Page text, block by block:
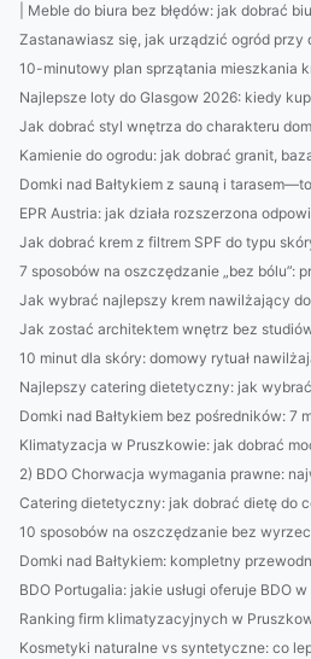
| Meble do biura bez błędów: jak dobrać
Zastanawiasz się, jak urządzić ogród przy
10-minutowy plan sprzątania mieszkania
Najlepsze loty do Glasgow 2026: kiedy
Jak dobrać styl wnętrza do charakteru
Kamienie do ogrodu: jak dobrać granit,
Domki nad Bałtykiem z sauną i
EPR Austria: jak działa rozszerzona
Jak dobrać krem z filtrem SPF do typu
7 sposobów na oszczędzanie „bez bólu”:
Jak wybrać najlepszy krem nawilżający
Jak zostać architektem wnętrz bez
10 minut dla skóry: domowy rytuał
Najlepszy catering dietetyczny: jak wybrać
Domki nad Bałtykiem bez pośredników: 7
Klimatyzacja w Pruszkowie: jak dobrać
2) BDO Chorwacja wymagania prawne:
Catering dietetyczny: jak dobrać dietę do
10 sposobów na oszczędzanie bez
Domki nad Bałtykiem: kompletny
BDO Portugalia: jakie usługi oferuje BDO
Ranking firm klimatyzacyjnych w
Kosmetyki naturalne vs syntetyczne: co